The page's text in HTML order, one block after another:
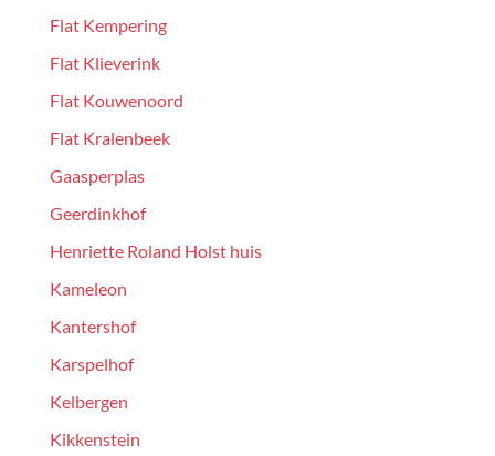
Flat Kempering
Flat Klieverink
Flat Kouwenoord
Flat Kralenbeek
Gaasperplas
Geerdinkhof
Henriette Roland Holst huis
Kameleon
Kantershof
Karspelhof
Kelbergen
Kikkenstein